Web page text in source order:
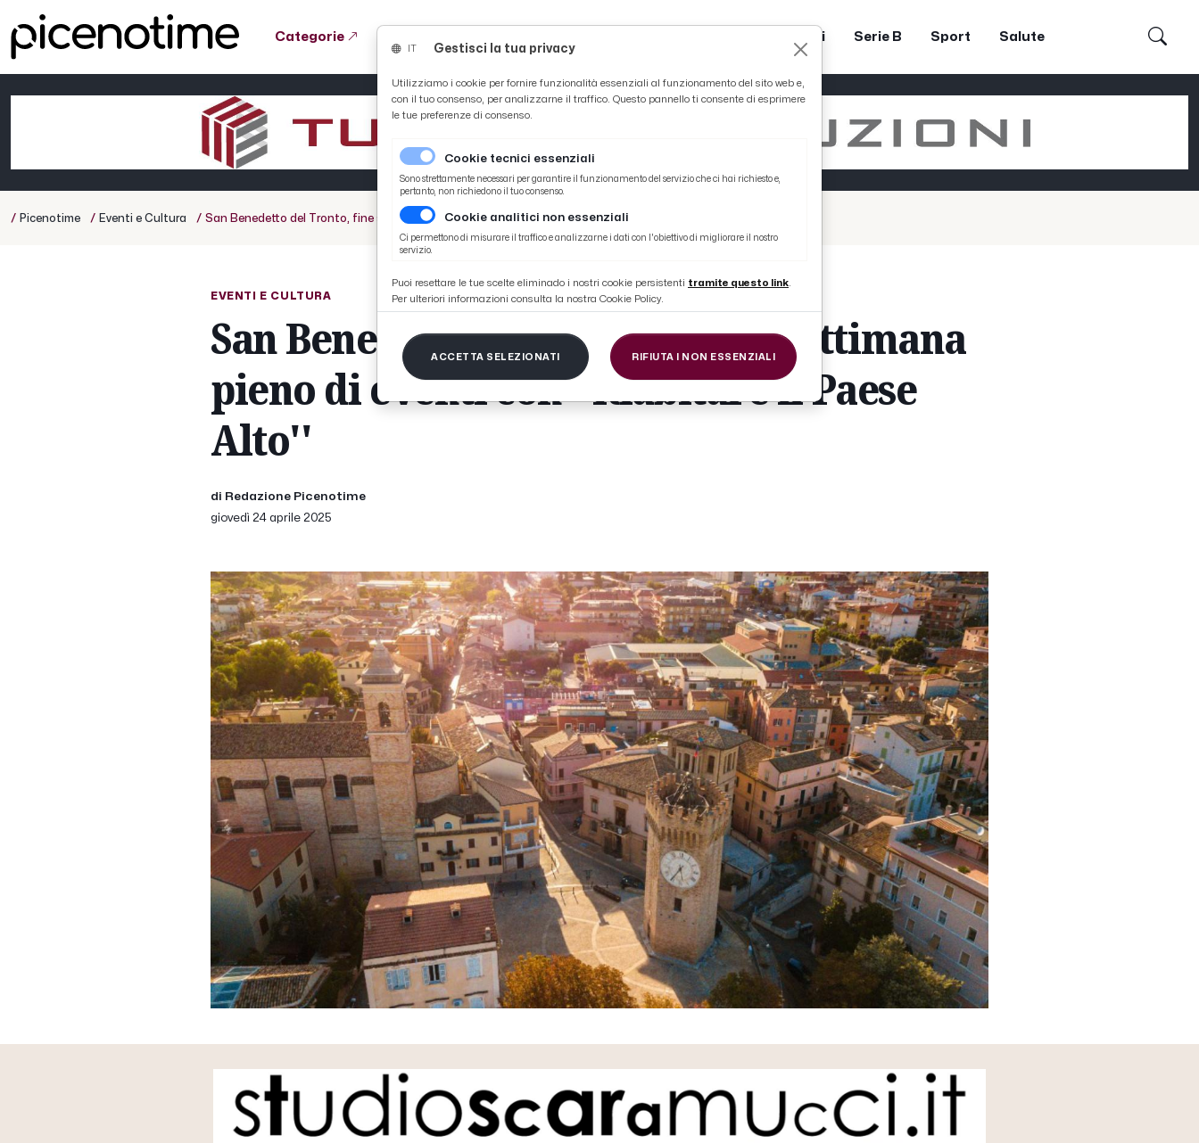
Categorie Coppa Teodori Serie B Sport Salute
/ Picenotime / Eventi e Cultura / San Benedetto del Tronto, fine settimana pieno di eventi con ''Riabitare il Paese Alto''
EVENTI E CULTURA
San Benedetto del Tronto, fine settimana
pieno di eventi con ''Riabitare il Paese
Alto''
di Redazione Picenotime
giovedì 24 aprile 2025
Gestisci la tua privacy
Utilizziamo i cookie per fornire funzionalità essenziali al funzionamento del sito web e,
con il tuo consenso, per analizzarne il traffico. Questo pannello ti consente di esprimere
le tue preferenze di consenso.
Cookie tecnici essenziali
Sono strettamente necessari per garantire il funzionamento del servizio che ci hai richiesto e,
pertanto, non richiedono il tuo consenso.
Cookie analitici non essenziali
Ci permettono di misurare il traffico e analizzarne i dati con l'obiettivo di migliorare il nostro
servizio.
Puoi resettare le tue scelte eliminado i nostri cookie persistenti tramite questo link.
Per ulteriori informazioni consulta la nostra Cookie Policy.
ACCETTA SELEZIONATI RIFIUTA I NON ESSENZIALI